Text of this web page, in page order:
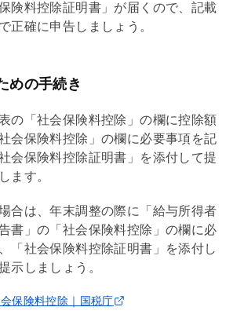
険料控除証明書」が届くので、記載
正確に申告しましょう。
めの手続き
の「社会保険料控除」の欄に控除額
会保険料控除」の欄に必要事項を記
会保険料控除証明書」を添付して提
ます。
合は、年末調整の際に「給与所得者
書」の「社会保険料控除」の欄に必
「社会保険料控除証明書」を添付し
示しましょう。
保険料控除｜国税庁